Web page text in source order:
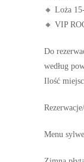
🔸 Loża
🔸 VIP
Do
według
Ilość
Menu